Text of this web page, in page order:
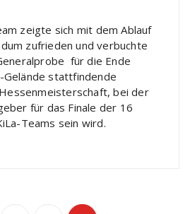
zeigte sich mit dem Ablauf
zufrieden und verbuchte
für die Ende
Gelände stattfindende
bei der
für das Finale der 16
Teams sein wird.